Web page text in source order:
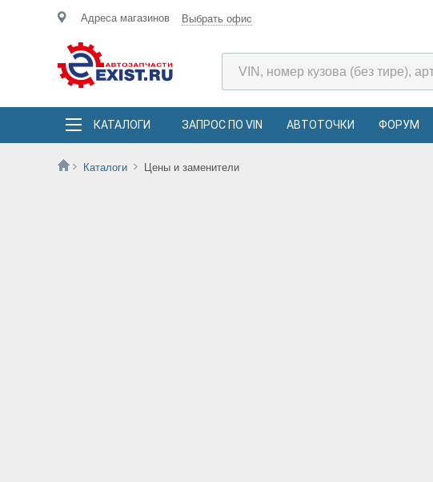
Адреса магазинов Выбрать офис
КАТАЛОГИ ЗАПРОС ПО VIN АВТОТОЧКИ ФОРУМ
Каталоги Цены и заменители